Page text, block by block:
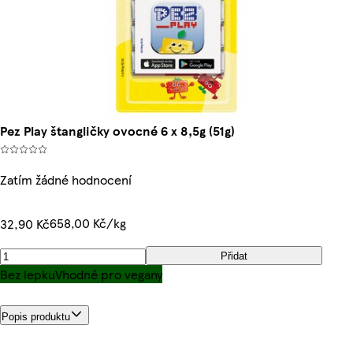
Pez Play štangličky ovocné 6 x 8,5g (51g)
Zatím žádné hodnocení
32,90 Kč658,00 Kč/kg
Přidat
Bez lepkuVhodné pro vegany
Popis produktu